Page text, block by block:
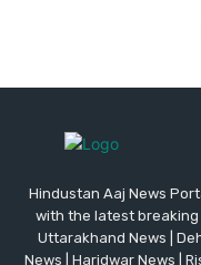
Hindustan Aaj News
with the latest
Uttarakhand News |
News | Haridwar News |